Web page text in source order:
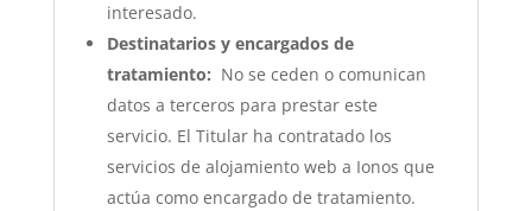
interesado.
Destinatarios y encargados de
tratamiento: No se ceden o comunican
datos a terceros para prestar este
servicio. El Titular ha contratado los
servicios de alojamiento web a Ionos que
actúa como encargado de tratamiento.